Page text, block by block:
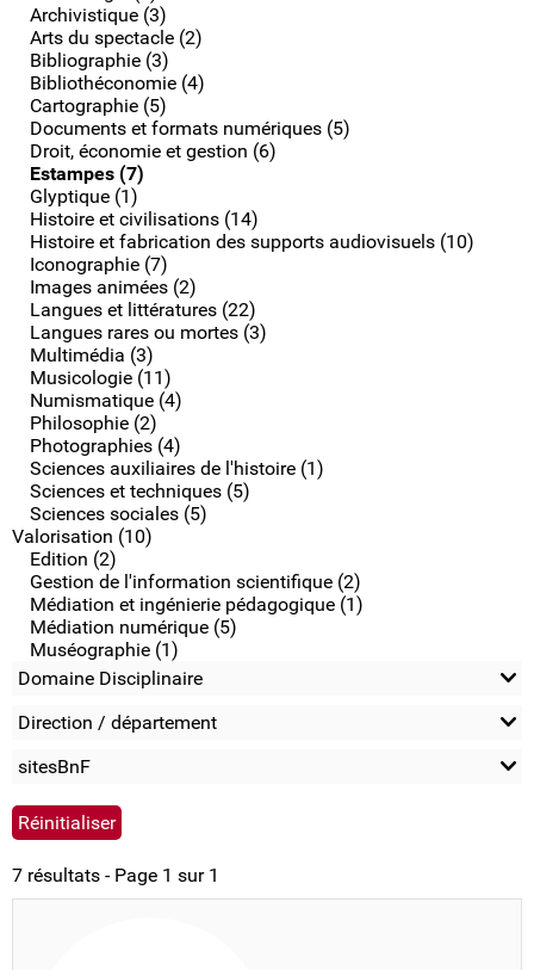
Archivistique (3)
Arts du spectacle (2)
Bibliographie (3)
Bibliothéconomie (4)
Cartographie (5)
Documents et formats numériques (5)
Droit, économie et gestion (6)
Estampes (7)
Glyptique (1)
Histoire et civilisations (14)
Histoire et fabrication des supports audiovisuels (10)
Iconographie (7)
Images animées (2)
Langues et littératures (22)
Langues rares ou mortes (3)
Multimédia (3)
Musicologie (11)
Numismatique (4)
Philosophie (2)
Photographies (4)
Sciences auxiliaires de l'histoire (1)
Sciences et techniques (5)
Sciences sociales (5)
Valorisation (10)
Edition (2)
Gestion de l'information scientifique (2)
Médiation et ingénierie pédagogique (1)
Médiation numérique (5)
Muséographie (1)
Domaine Disciplinaire
Direction / département
sitesBnF
7 résultats - Page 1 sur 1